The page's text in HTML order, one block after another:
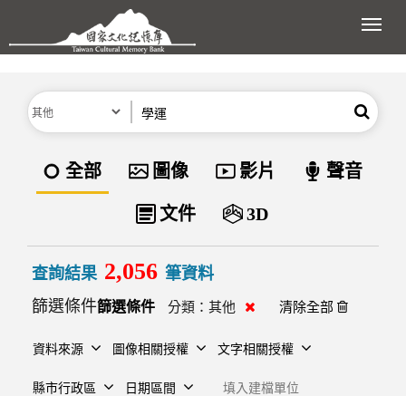
跳到主要內容區塊
展
分類 搜尋
資料類型
全部 圖像 影片 聲音
文件 3D
查詢結果 2,056 筆資料
篩選條件
分類： 其他 清除分類
清除全部
資料來源 圖像相關授權 文字相關授權
縣市行政區 日期區間
建檔單位